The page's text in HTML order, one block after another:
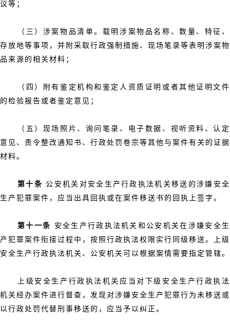
议等；
（三）涉案物品清单。载明涉案物品名称、数量、特征、
存放地等事项，并附采取行政强制措施、现场笔录等表明涉案物
品来源的相关材料；
（四）附有鉴定机构和鉴定人资质证明或者其他证明文件
的检验报告或者鉴定意见；
（五）现场照片、询问笔录、电子数据、视听资料、认定
意见、责令整改通知书、行政处罚卷宗等其他与案件有关的证据
材料。
第十条 公安机关对安全生产行政执法机关移送的涉嫌安全
生产犯罪案件，应当出具回执或在案件移送书的回执上签字。
第十一条 安全生产行政执法机关和公安机关在涉嫌安全生
产犯罪案件衔接过程中，按照行政执法权限实行同级移送。上级
安全生产行政执法机关、公安机关可以根据案情需要指定管辖。
上级安全生产行政执法机关应当对下级安全生产行政执法
机关经办案件进行督查，发现对涉嫌安全生产犯罪行为未移送或
以行政处罚代替刑事移送的，应当予以纠正。